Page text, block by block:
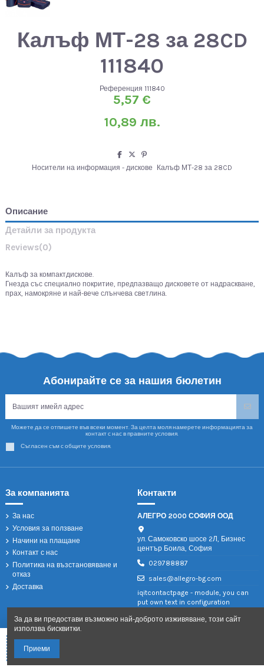
Калъф МТ-28 за 28CD
111840
Референция 111840
5,57 €
10,89 лв.
Носители на информация - дискове Калъф МТ-28 за 28CD
Описание
Детайли за продукта
Reviews(0)
Калъф за компактдискове.
Гнезда със специално покритие, предпазващо дисковете от надраскване,
прах, намокряне и най-вече слънчева светлина.
Абонирайте се за нашия бюлетин
Можете да се отпишете във всеки момент. За целта моля намерете информацията за
контакт с нас в правните условия.
Съгласен съм с общите условия.
За компанията
За нас
Условия за ползване
Начини на плащане
Контакт с нас
Политика на възстановяване и
отказ
Доставка
Контакти
АЛЕГРО 2000 СОФИЯ ООД
ул. Самоковско шосе 2Л, Бизнес
център Боила, София
029788887
sales@allegro-bg.com
iqitcontactpage - module, you can
put own text in configuration
За да ви предостави възможно най-доброто изживяване, този сайт
използва бисквитки.
Приеми